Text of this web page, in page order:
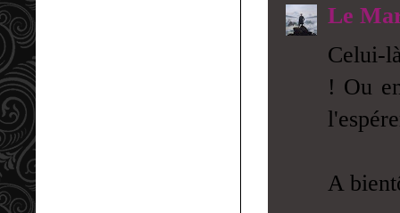
Le
Celui-
! Ou
A